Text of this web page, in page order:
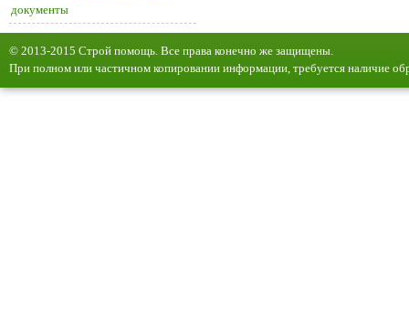
документы
© 2013-2015 Строй помощь. Все права конечно же защищены.
При полном или частичном копировании информации, требуется наличие